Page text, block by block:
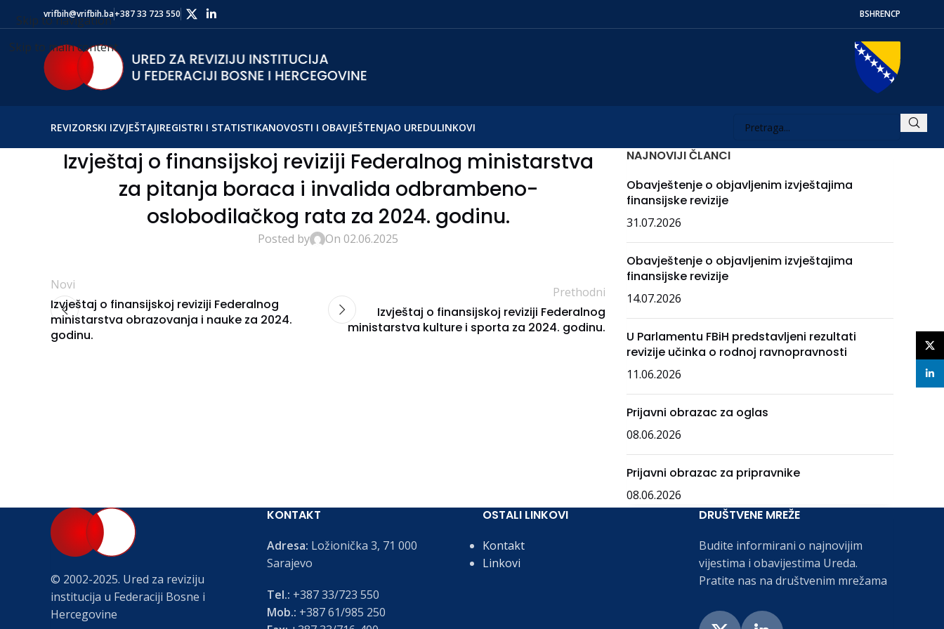
Skip to navigation
Skip to main content
vrifbih@vrifbih.ba+387 33 723 550 BSHRENСР
REVIZORSKI IZVJEŠTAJIREGISTRI I STATISTIKANOVOSTI I OBAVJEŠTENJAO UREDULINKOVI
Izvještaj o finansijskoj reviziji Federalnog ministarstva
za pitanja boraca i invalida odbrambeno-
oslobodilačkog rata za 2024. godinu.
Posted by On 02.06.2025
Novi
Izvještaj o finansijskoj reviziji Federalnog
ministarstva obrazovanja i nauke za 2024.
godinu.
Prethodni
Izvještaj o finansijskoj reviziji Federalnog
ministarstva kulture i sporta za 2024. godinu.
NAJNOVIJI ČLANCI
Obavještenje o objavljenim izvještajima
finansijske revizije
31.07.2026
Obavještenje o objavljenim izvještajima
finansijske revizije
14.07.2026
U Parlamentu FBiH predstavljeni rezultati
revizije učinka o rodnoj ravnopravnosti
11.06.2026
Prijavni obrazac za oglas
08.06.2026
Prijavni obrazac za pripravnike
08.06.2026
© 2002-2025. Ured za reviziju
institucija u Federaciji Bosne i
Hercegovine
KONTAKT
Adresa: Ložionička 3, 71 000
Sarajevo
Tel.: +387 33/723 550
Mob.: +387 61/985 250
OSTALI LINKOVI
Kontakt
Linkovi
DRUŠTVENE MREŽE
Budite informirani o najnovijim
vijestima i obavijestima Ureda.
Pratite nas na društvenim mrežama